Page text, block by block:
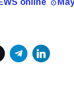
TwitterTelegram